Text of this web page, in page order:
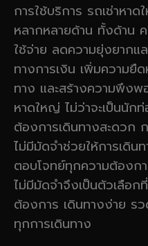
การใช้บริการ รถเช่าหา
หลากหลายด้าน ทั้งด้าน
ใช้จ่าย ลดความยุ่งยากแ
ทางการเงิน เพิ่มความยื
ทาง และสร้างความพึงพ
หาดใหญ่ ไม่ว่าจะเป็นนัก
ต้องการเดินทางสะดวก
ไม่มีมัดจำช่วยให้การเดิ
ตอบโจทย์ทุกความต้องก
ไม่มีมัดจำจึงเป็นตัวเลือก
ต้องการ เดินทางง่าย ร
ทุกการเดินทาง